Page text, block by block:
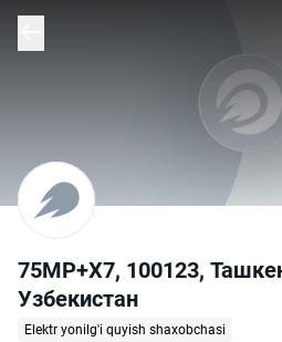
75MP+X7, 100123,
Узбекистан
Elektr yonilg'i quyish shaxobchasi